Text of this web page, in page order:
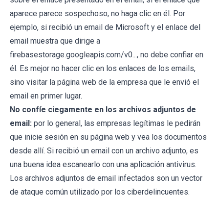
aparece parece sospechoso, no haga clic en él. Por
ejemplo, si recibió un email de Microsoft y el enlace del
email muestra que dirige a
firebasestorage.googleapis.com/v0..., no debe confiar en
él. Es mejor no hacer clic en los enlaces de los emails,
sino visitar la página web de la empresa que le envió el
email en primer lugar.
No confíe ciegamente en los archivos adjuntos de
email: por lo general, las empresas legítimas le pedirán
que inicie sesión en su página web y vea los documentos
desde allí. Si recibió un email con un archivo adjunto, es
una buena idea escanearlo con una aplicación antivirus.
Los archivos adjuntos de email infectados son un vector
de ataque común utilizado por los ciberdelincuentes.